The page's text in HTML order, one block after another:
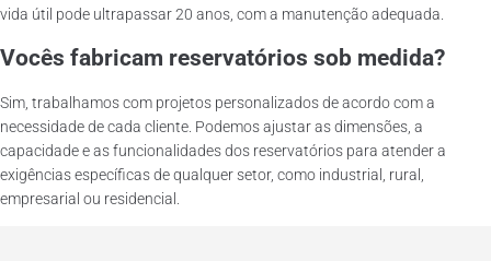
vida útil pode ultrapassar 20 anos, com a manutenção adequada.
Vocês fabricam reservatórios sob medida?
Sim, trabalhamos com projetos personalizados de acordo com a
necessidade de cada cliente. Podemos ajustar as dimensões, a
capacidade e as funcionalidades dos reservatórios para atender a
exigências específicas de qualquer setor, como industrial, rural,
empresarial ou residencial.